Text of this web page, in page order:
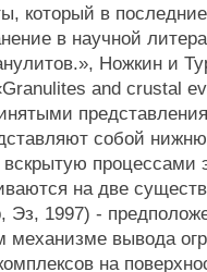
который в
в научной
Ножкин и
and crustal
собой
процессами
на две
Эз, 1997) -
механизме вывода
на